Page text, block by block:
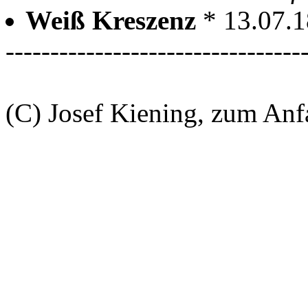
Weiß Kreszenz *
(C) Josef Kiening, zum